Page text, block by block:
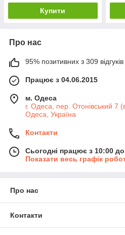
Купити
Про нас
95% позитивних з 309 відгуків
Працює з 04.06.2015
м. Одеса
г. Одеса, пер. Отонівський 7
Одеса, Україна
Контакти
Сьогодні працює з 10:00
Показати весь графік
Про нас
Контакти